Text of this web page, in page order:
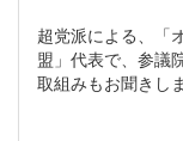
超党派による、「
盟」代表で、参議
取組みもお聞きし